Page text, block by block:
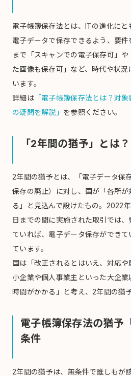
電子帳簿保存法とは、ITの進化に
電子データで保存できるよう、要
まで「スキャンでの電子保存可」
た画像も保存可」など、時代や状
います。
詳細は「電子帳簿保存法とは？対
の疑問を解説」 を参照ください。
「2年間の猶予」とは？
2年間の猶予とは、「電子データ保
保存の廃止）に対し、国が「各所
る」と見込んで設けたもの。2022
日までの間に実施された取引では
ていれば、電子データ保存ができ
ています。
国は「改正されるとはいえ、対応
小企業や個人事業主といった大企
時間がかかる」と考え、2年間の猶
電子帳簿保存法の猶予
条件
2年間の猶予は、無条件で誰しもが